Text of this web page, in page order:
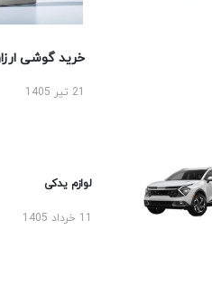
خرید گوشی ارزان
لوازم یدکی